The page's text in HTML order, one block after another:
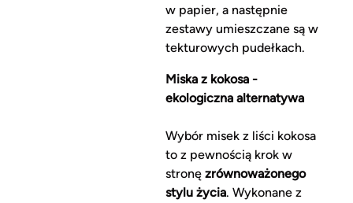
w papier, a następnie
zestawy umieszczane są w
tekturowych pudełkach.
Miska z kokosa -
ekologiczna alternatywa
Wybór misek z liści kokosa
to z pewnością krok w
stronę zrównoważonego
stylu życia. Wykonane z